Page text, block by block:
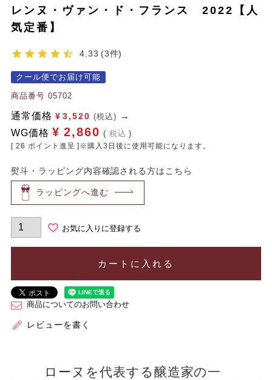
レンヌ・ヴァン・ド・フランス 2022【人
気定番】
4.33 3
クール便でお届け可能
商品番号 05702
通常価格 ¥ 3,520 (税込)
WG価格 ¥ 2,860 税込
[ 26 ポイント進呈 ]※購入3日後に使用可能になります。
熨斗・ラッピング内容確認される方はこちら
ラッピングへ進む
お気に入りに登録する
カートに入れる
商品についてのお問い合わせ
レビューを書く
ローヌを代表する醸造家の一